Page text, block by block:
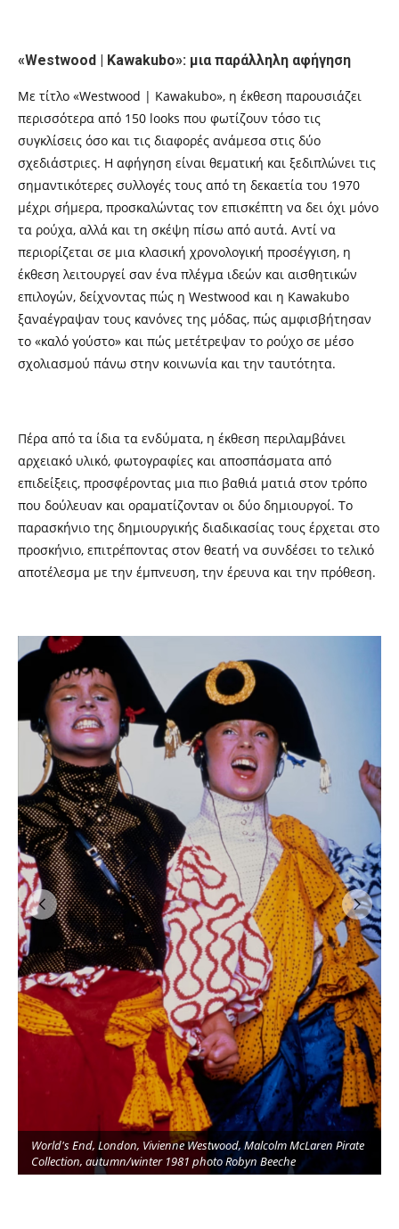
«Westwood | Kawakubo»: μια παράλληλη αφήγηση
Με τίτλο «Westwood | Kawakubo», η έκθεση παρουσιάζει
περισσότερα από 150 looks που φωτίζουν τόσο τις
συγκλίσεις όσο και τις διαφορές ανάμεσα στις δύο
σχεδιάστριες. Η αφήγηση είναι θεματική και ξεδιπλώνει τις
σημαντικότερες συλλογές τους από τη δεκαετία του 1970
μέχρι σήμερα, προσκαλώντας τον επισκέπτη να δει όχι μόνο
τα ρούχα, αλλά και τη σκέψη πίσω από αυτά. Αντί να
περιορίζεται σε μια κλασική χρονολογική προσέγγιση, η
έκθεση λειτουργεί σαν ένα πλέγμα ιδεών και αισθητικών
επιλογών, δείχνοντας πώς η Westwood και η Kawakubo
ξαναέγραψαν τους κανόνες της μόδας, πώς αμφισβήτησαν
το «καλό γούστο» και πώς μετέτρεψαν το ρούχο σε μέσο
σχολιασμού πάνω στην κοινωνία και την ταυτότητα.
Πέρα από τα ίδια τα ενδύματα, η έκθεση περιλαμβάνει
αρχειακό υλικό, φωτογραφίες και αποσπάσματα από
επιδείξεις, προσφέροντας μια πιο βαθιά ματιά στον τρόπο
που δούλευαν και οραματίζονταν οι δύο δημιουργοί. Το
παρασκήνιο της δημιουργικής διαδικασίας τους έρχεται στο
προσκήνιο, επιτρέποντας στον θεατή να συνδέσει το τελικό
αποτέλεσμα με την έμπνευση, την έρευνα και την πρόθεση.
World's End, London, Vivienne Westwood, Malcolm McLaren Pirate
Collection, autumn/winter 1981 photo Robyn Beeche